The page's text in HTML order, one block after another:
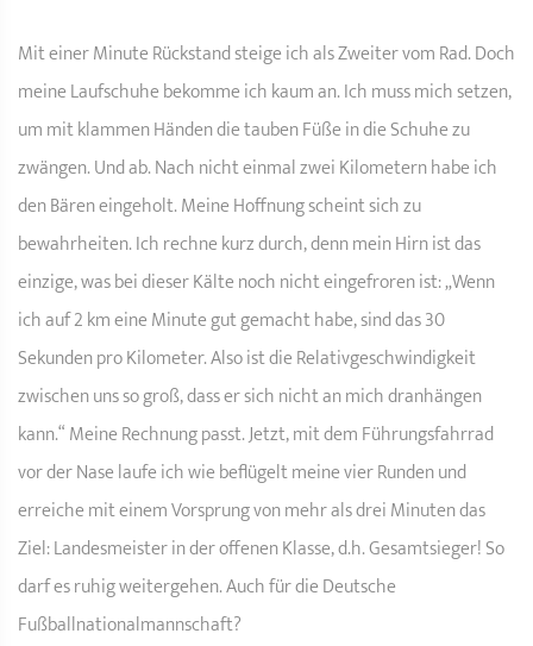
Mit einer Minute Rückstand steige ich als Zweiter vom Rad. Doch
meine Laufschuhe bekomme ich kaum an. Ich muss mich setzen,
um mit klammen Händen die tauben Füße in die Schuhe zu
zwängen. Und ab. Nach nicht einmal zwei Kilometern habe ich
den Bären eingeholt. Meine Hoffnung scheint sich zu
bewahrheiten. Ich rechne kurz durch, denn mein Hirn ist das
einzige, was bei dieser Kälte noch nicht eingefroren ist: „Wenn
ich auf 2 km eine Minute gut gemacht habe, sind das 30
Sekunden pro Kilometer. Also ist die Relativgeschwindigkeit
zwischen uns so groß, dass er sich nicht an mich dranhängen
kann.“ Meine Rechnung passt. Jetzt, mit dem Führungsfahrrad
vor der Nase laufe ich wie beflügelt meine vier Runden und
erreiche mit einem Vorsprung von mehr als drei Minuten das
Ziel: Landesmeister in der offenen Klasse, d.h. Gesamtsieger! So
darf es ruhig weitergehen. Auch für die Deutsche
Fußballnationalmannschaft?